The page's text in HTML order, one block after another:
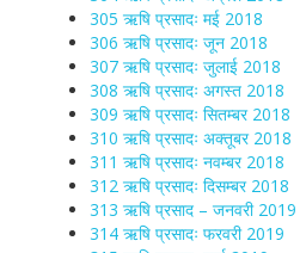
305 ऋषि प्रसादः मई 2018
306 ऋषि प्रसादः जून 2018
307 ऋषि प्रसादः जुलाई 2018
308 ऋषि प्रसादः अगस्त 2018
309 ऋषि प्रसादः सितम्बर 2018
310 ऋषि प्रसादः अक्तूबर 2018
311 ऋषि प्रसादः नवम्बर 2018
312 ऋषि प्रसादः दिसम्बर 2018
313 ऋषि प्रसाद – जनवरी 2019
314 ऋषि प्रसादः फरवरी 2019